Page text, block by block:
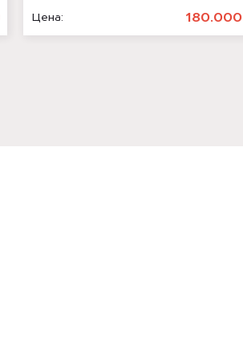
Цена: 180.000